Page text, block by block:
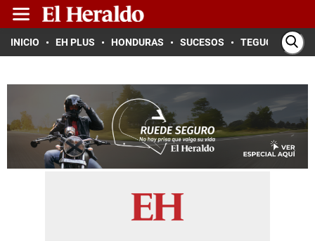
INICIO EH PLUS HONDURAS SUCESOS TEGUCIGALPA